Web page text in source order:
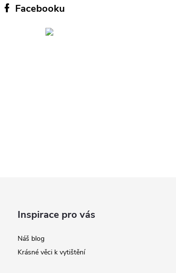
Facebooku
Inspirace pro vás
Náš blog
Krásné věci k vytištění